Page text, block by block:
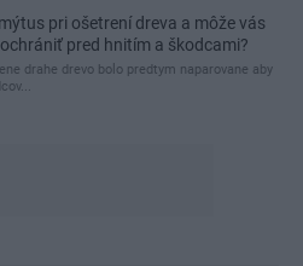
pri ošetrení dreva a môže vás
pred hnitím a škodcami?
drahe drevo bolo predtym naparovane aby